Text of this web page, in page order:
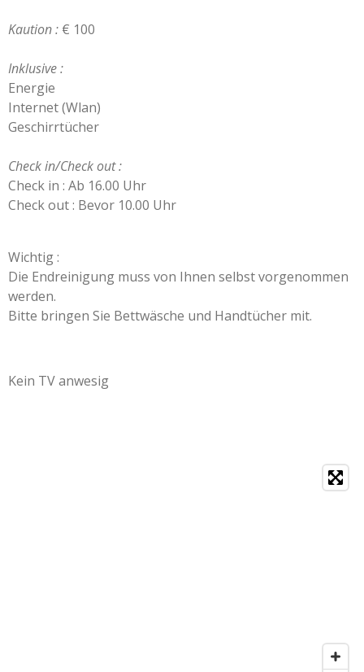
Kaution : € 100
​Inklusive :
Energie
Internet (Wlan)
Geschirrtücher
Check in/Check out :
Check in : Ab 16.00 Uhr
Check out : Bevor 10.00 Uhr
Wichtig :
Die Endreinigung muss von Ihnen selbst vorgenommen
werden.
Bitte bringen Sie Bettwäsche und Handtücher mit.
Kein TV anwesig